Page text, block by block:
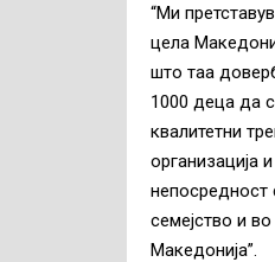
“Ми
цела
што таа
1000 деца да
квалитетни
организација
семејство и
Македонија”.